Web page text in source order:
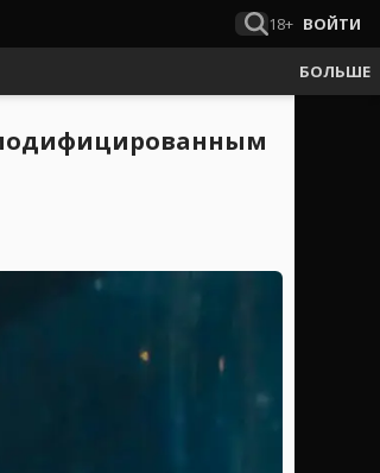
18+ ВОЙТИ
БОЛЬШЕ